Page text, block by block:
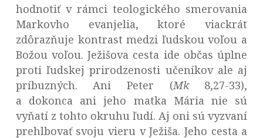
hodnotiť v rámci teologického smerovania
Markovho evanjelia, ktoré viackrát
zdôrazňuje kontrast medzi ľudskou voľou a
Božou voľou. Ježišova cesta ide občas úplne
proti ľudskej prirodzenosti učeníkov ale aj
príbuzných. Ani Peter (Mk 8,27-33),
a dokonca ani jeho matka Mária nie sú
vyňatí z tohto okruhu ľudí. Aj oni sú vyzvaní
prehlbovať svoju vieru v Ježiša. Jeho cesta a